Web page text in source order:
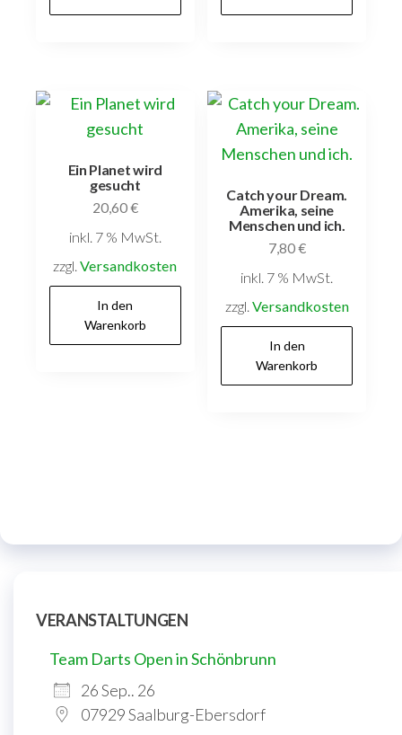
Ein Planet wird
gesucht
20,60€
inkl. 7 % MwSt.
zzgl.Versandkosten
In den
Warenkorb
Catch your Dream.
Amerika, seine
Menschen und ich.
7,80€
inkl. 7 % MwSt.
zzgl. Versandkosten
In den
Warenkorb
VERANSTALTUNGEN
Team Darts Open in Schönbrunn
26 Sep.. 26
07929 Saalburg-Ebersdorf